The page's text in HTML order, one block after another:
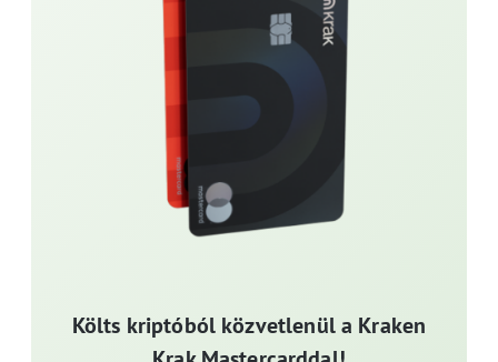
Költs kriptóból közvetlenül a Kraken